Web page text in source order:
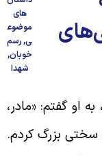
های
موضوع
,رسم
خوبان,
شهدا
گفتم: «مادر،
سختی بزرگ کردم.